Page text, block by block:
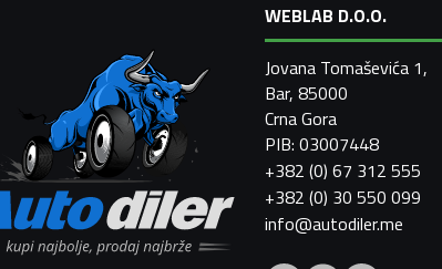
WEBLAB D.O.O.
Jovana Tomaševića 1,
Bar, 85000
Crna Gora
PIB: 03007448
+382 (0) 67 312 555
+382 (0) 30 550 099
info@autodiler.me